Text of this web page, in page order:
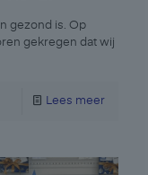
gezond is. Op
gekregen dat wij
Lees meer